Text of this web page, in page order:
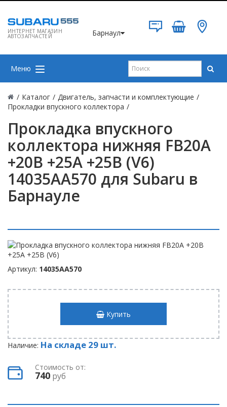
ИНТЕРНЕТ МАГАЗИН
АВТОЗАПЧАСТЕЙ Барнаул
Меню
/ Каталог / Двигатель, запчасти и комплектующие /
Прокладки впускного коллектора /
Прокладка впускного
коллектора нижняя FB20A
+20B +25A +25B (V6)
14035AA570 для Subaru в
Барнауле
Артикул: 14035AA570
Купить
Наличие: На складе 29 шт.
Стоимость от:
740 руб